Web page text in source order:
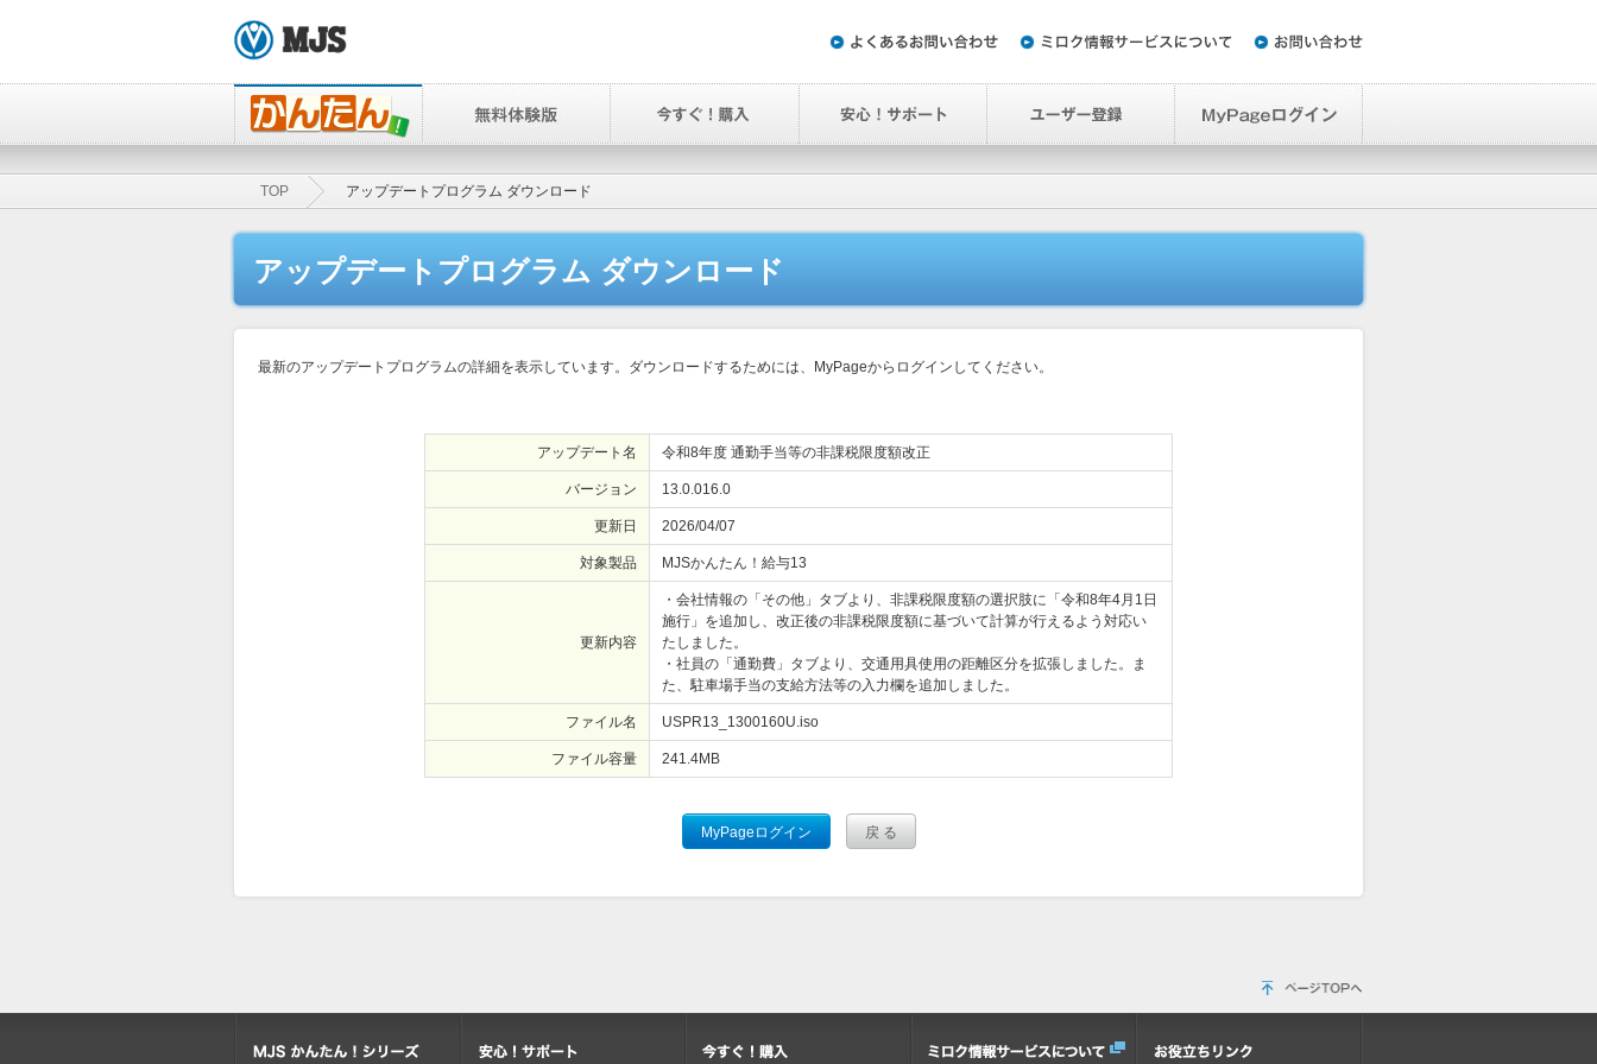
TOP アップデートプログラム ダウンロード
アップデートプログラム ダウンロード
最新のアップデートプログラムの詳細を表示しています。ダウンロードするためには、MyPageからログインしてください。
アップデート名 令和8年度 通勤手当等の非課税限度額改正
バージョン 13.0.016.0
更新日 2026/04/07
対象製品 MJSかんたん！給与13
更新内容
・会社情報の「その他」タブより、非課税限度額の選択肢に「令和8年4月1日
施行」を追加し、改正後の非課税限度額に基づいて計算が行えるよう対応い
たしました。
・社員の「通勤費」タブより、交通用具使用の距離区分を拡張しました。ま
た、駐車場手当の支給方法等の入力欄を追加しました。
ファイル名 USPR13_1300160U.iso
ファイル容量 241.4MB